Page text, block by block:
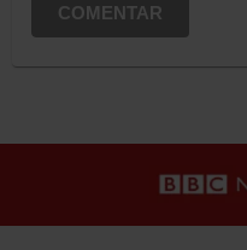
COMENTAR